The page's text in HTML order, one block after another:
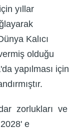
yıllar
Kalıcı
olduğu
yapılması için
zorlukları ve
e